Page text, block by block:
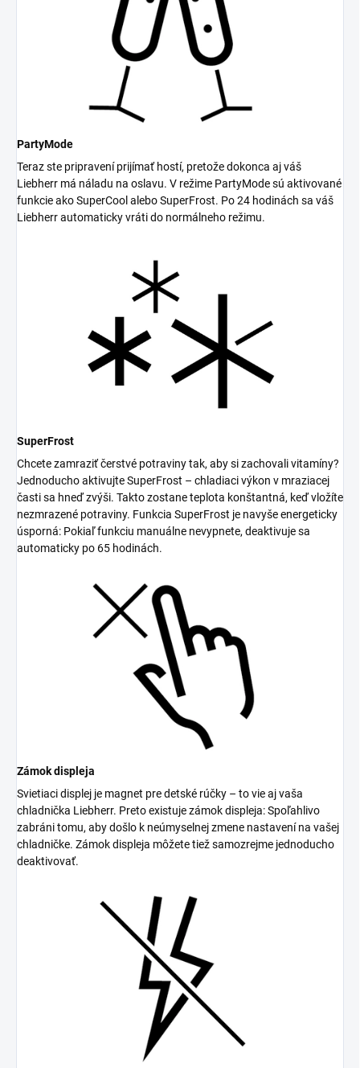
PartyMode
Teraz ste pripravení prijímať hostí, pretože dokonca aj váš
Liebherr má náladu na oslavu. V režime PartyMode sú aktivované
funkcie ako SuperCool alebo SuperFrost. Po 24 hodinách sa váš
Liebherr automaticky vráti do normálneho režimu.
SuperFrost
Chcete zamraziť čerstvé potraviny tak, aby si zachovali vitamíny?
Jednoducho aktivujte SuperFrost – chladiaci výkon v mraziacej
časti sa hneď zvýši. Takto zostane teplota konštantná, keď vložíte
nezmrazené potraviny. Funkcia SuperFrost je navyše energeticky
úsporná: Pokiaľ funkciu manuálne nevypnete, deaktivuje sa
automaticky po 65 hodinách.
Zámok displeja
Svietiaci displej je magnet pre detské rúčky – to vie aj vaša
chladnička Liebherr. Preto existuje zámok displeja: Spoľahlivo
zabráni tomu, aby došlo k neúmyselnej zmene nastavení na vašej
chladničke. Zámok displeja môžete tiež samozrejme jednoducho
deaktivovať.